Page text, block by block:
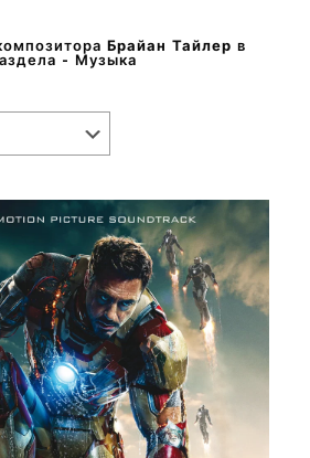
Брайан Тайлер в
- Музыка